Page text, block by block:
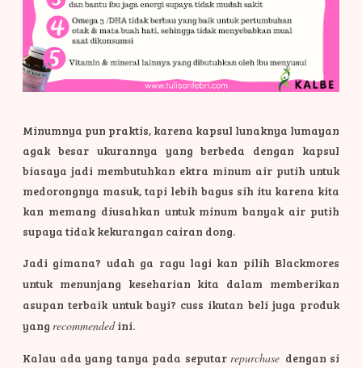
Minumnya pun praktis, karena kapsul lunaknya lumayan
agak besar ukurannya yang berbeda dengan kapsul
biasaya jadi membutuhkan ektra minum air putih untuk
medorongnya masuk, tapi lebih bagus sih itu karena kita
kan memang diusahkan untuk minum banyak air putih
supaya tidak kekurangan cairan dong.
Jadi gimana? udah ga ragu lagi kan pilih Blackmores
untuk menunjang keseharian kita dalam memberikan
asupan terbaik untuk bayi? cuss ikutan beli juga produk
yang recommendedini.
Kalau ada yang tanya pada seputar repurchase dengan si